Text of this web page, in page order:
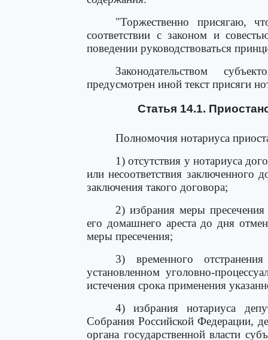
"Торжественно присягаю,
соответствии с законом и
поведении руководствоваться
Законодательством
предусмотрен иной текст присяги
Статья 14.1.
Полномочия нотариуса
1) отсутствия у нотариуса
или несоответствия заключенного
заключения такого договора;
2) избрания меры
его домашнего ареста до дня
меры пресечения;
3) временного
установленном уголовно-
истечения срока применения
4) избрания нотариуса
Собрания Российской Федерации,
органа государственной власти